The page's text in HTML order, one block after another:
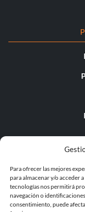
Para ofrecer las mejores
para almacenar y/o acceder
tecnologías nos permitirá
navegación o
consentimiento, puede